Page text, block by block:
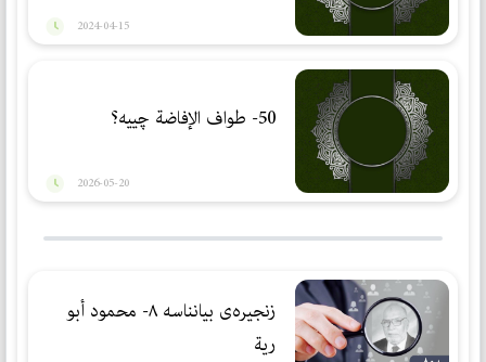
2024-04-15
50- طواف الإفاضة چییە؟
2026-05-20
زنجیرەی بیانناسە ٨- محمود أبو
رية